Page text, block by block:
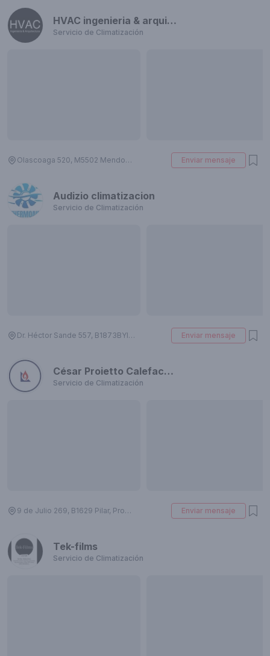
HVAC ingenieria & arquitectura
Servicio de Climatización
Olascoaga 520, M5502 Mendoza, Argentina Enviar mensaje
Audizio climatizacion
Servicio de Climatización
Dr. Héctor Sande 557, B1873BYI Crucecita, Provincia de Buenos Aires, Argentina Enviar mensaje
César Proietto Calefacción
Servicio de Climatización
9 de Julio 269, B1629 Pilar, Provincia de Buenos Aires, Argentina Enviar mensaje
Tek-films
Servicio de Climatización